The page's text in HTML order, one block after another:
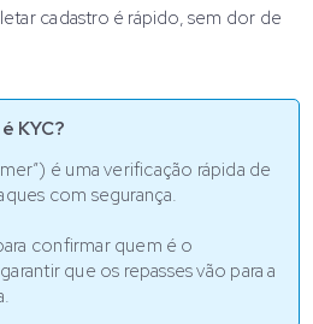
cadastro é rápido, sem dor de
KYC?
é uma verificação rápida de
com segurança.
confirmar quem é o
que os repasses vão para a